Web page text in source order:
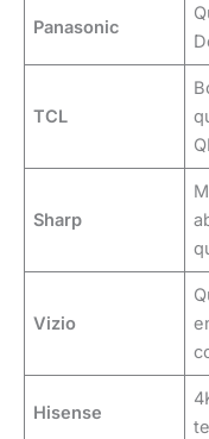
Panasonic
TCL
Sharp
Vizio
Hisense